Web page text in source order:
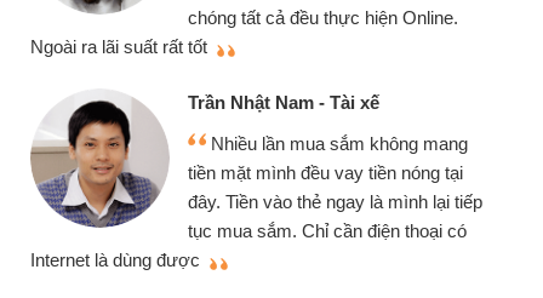
mang
nóng tại
lại tiếp
cần gặp mặt nên rất tiện lợi, sẽ
thiệu cho bạn bè biết
Cấn Văn Lực - Tạp hóa
Tôi kinh doanh buôn bán nhỏ
nhiều lúc cần vốn nhập hàng,
đến website qua bạn bè giới
đã giải quyết được công việc